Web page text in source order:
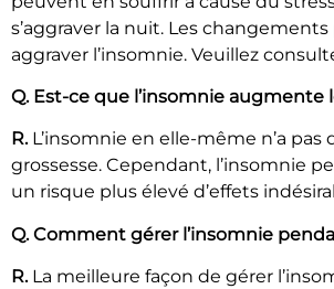
s’aggraver la nuit. Les
aggraver l’insomnie. Veuillez
Q. Est-ce que l’insomnie augmente
R.L’insomnie en elle-même n’a
grossesse. Cependant, l’insomnie
un risque plus élevé d’effets
Q. Comment gérer l’insomnie
R.La meilleure façon de gérer